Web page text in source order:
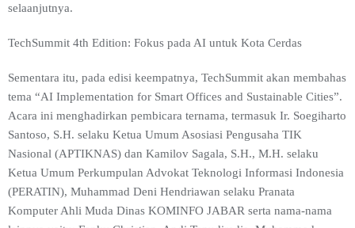
selaanjutnya.
TechSummit 4th Edition: Fokus pada AI untuk Kota Cerdas
Sementara itu, pada edisi keempatnya, TechSummit akan membahas
tema “AI Implementation for Smart Offices and Sustainable Cities”.
Acara ini menghadirkan pembicara ternama, termasuk Ir. Soegiharto
Santoso, S.H. selaku Ketua Umum Asosiasi Pengusaha TIK
Nasional (APTIKNAS) dan Kamilov Sagala, S.H., M.H. selaku
Ketua Umum Perkumpulan Advokat Teknologi Informasi Indonesia
(PERATIN), Muhammad Deni Hendriawan selaku Pranata
Komputer Ahli Muda Dinas KOMINFO JABAR serta nama-nama